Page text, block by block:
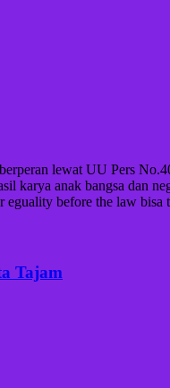
lewat UU Pers
karya anak bangsa dan
before the law
Tajam